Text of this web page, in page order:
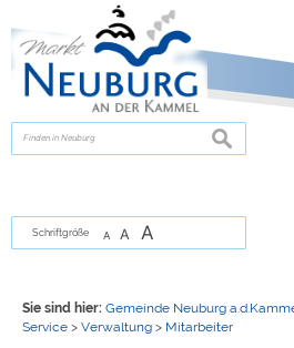
zur Navigationoder
suchen
Schriftgröße A A A
Sie sind hier: Gemeinde Neuburg
Service> Verwaltung> Mitarbeiter